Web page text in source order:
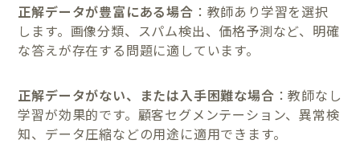
正解データが豊富にある場合 ：教師あり学習を選択
します。画像分類、スパム検出、価格予測など、明確
な答えが存在する問題に適しています。
正解データがない、または入手困難な場合 ：教師なし
学習が効果的です。顧客セグメンテーション、異常検
知、データ圧縮などの用途に適用できます。